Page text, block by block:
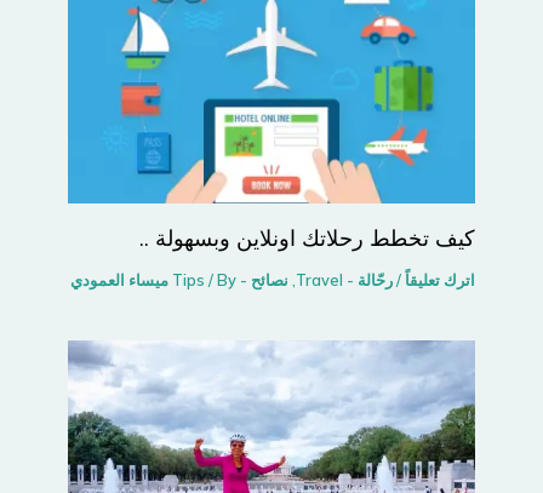
كيف تخطط رحلاتك اونلاين وبسهولة ..
اترك تعليقاً /رحّالة - Travel نصائح - Tips/ By ميساء العمودي